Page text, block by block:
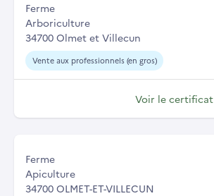
Ferme
Arboriculture
34700 Olmet et Villecun
Vente aux professionnels (en gros)
Voir le certificat
Ferme
Apiculture
34700 OLMET-ET-VILLECUN